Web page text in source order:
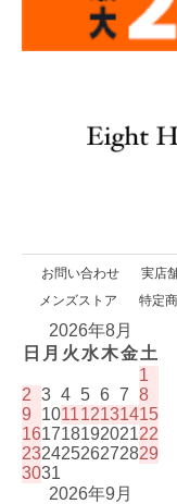
お問い合わせ 実店
メンズストア
特定
2026年8月
日 月 火 水木金土
1
2 3 4 5 6 7 8
9
101112131415
16171819202122
23242526272829
3031
2026年9月